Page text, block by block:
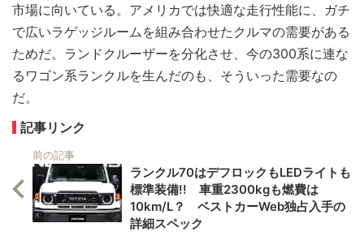
市場に向いている。アメリカでは快適な走行性能に、ガチ
で広いラゲッジルームを組み合わせたクルマの需要がある
ためだ。ランドクルーザーを分化させ、今の300系に連な
るワゴン系ランクルを生んだのも、そういった需要なの
だ。
記事リンク
前の記事
ランクル70はデフロックもLEDライトも
標準装備!! 車重2300kgも燃費は
10km/L？ ベストカーWeb独占入手の
詳細スペック